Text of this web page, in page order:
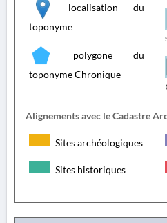
localisation du
toponyme
polygone du
toponyme Chronique
Alignements avec le Cadastre
Sites archéologiques
Sites historiques